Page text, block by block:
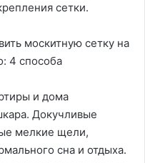
сетки.
и дома
Докучливые
мелкие щели,
сна и отдыха.